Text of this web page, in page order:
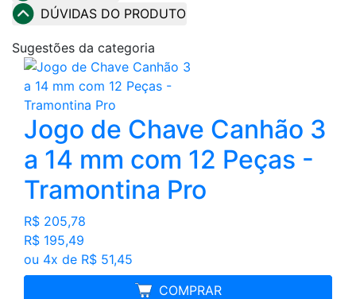
DÚVIDAS DO PRODUTO
Sugestões da categoria
Jogo de Chave Canhão 3
a 14 mm com 12 Peças -
Tramontina Pro
R$ 205,78
R$ 195,49
ou 4x de R$ 51,45
COMPRAR
MELHOR PREÇO